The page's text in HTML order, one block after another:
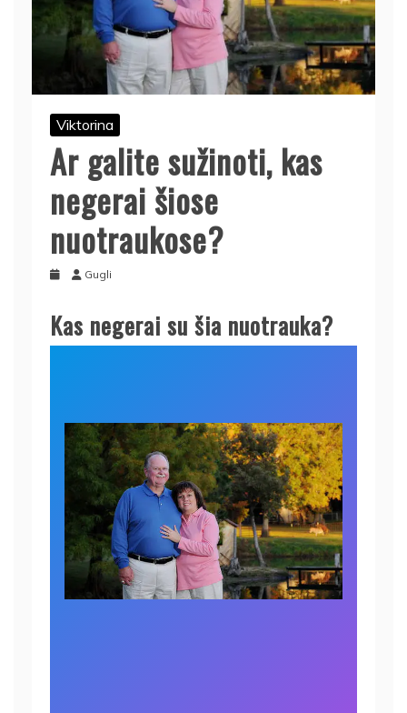
Viktorina
Ar galite sužinoti, kas
negerai šiose
nuotraukose?
Gugli
Kas negerai su šia nuotrauka?